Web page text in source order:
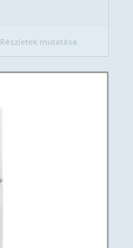
Részletek mutatása